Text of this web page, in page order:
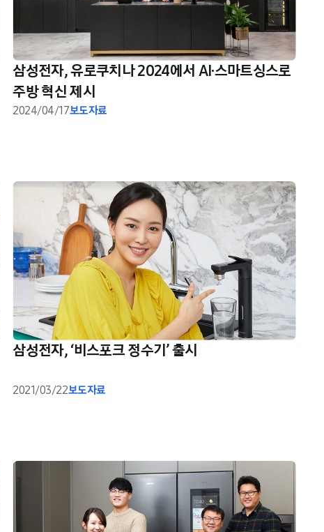
삼성전자, 유로쿠치나 2024에서 AI·스마트싱스로
주방 혁신 제시
2024/04/17보도자료
삼성전자, ‘비스포크 정수기’ 출시
2021/03/22보도자료